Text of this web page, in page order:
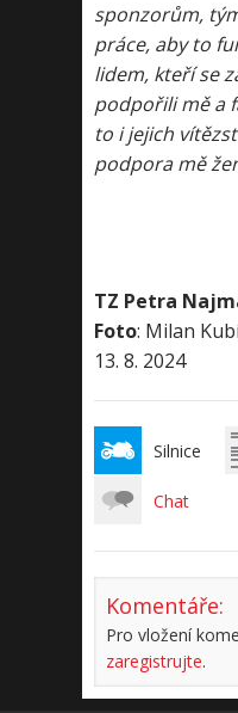
sponzorům,
práce, aby to
lidem, kteří se
podpořili mě a
to i jejich
podpora mě
TZ Petra
Foto: Milan
13. 8. 2024
Silnice
Chat
Komentáře:
Pro vložení
zaregistrujte.